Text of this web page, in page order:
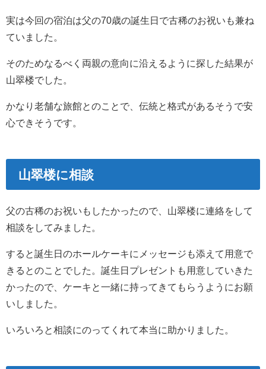
実は今回の宿泊は父の70歳の誕生日で古稀のお祝いも兼ね
ていました。
そのためなるべく両親の意向に沿えるように探した結果が
山翠楼でした。
かなり老舗な旅館とのことで、伝統と格式があるそうで安
心できそうです。
山翠楼に相談
父の古稀のお祝いもしたかったので、山翠楼に連絡をして
相談をしてみました。
すると誕生日のホールケーキにメッセージも添えて用意で
きるとのことでした。誕生日プレゼントも用意していきた
かったので、ケーキと一緒に持ってきてもらうようにお願
いしました。
いろいろと相談にのってくれて本当に助かりました。